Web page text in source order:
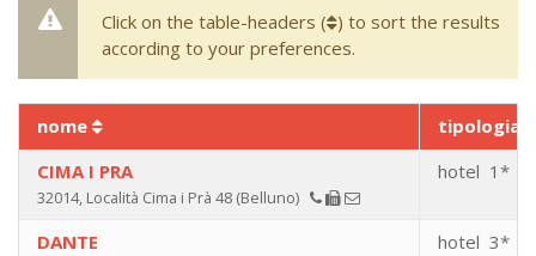
Click on the table-headers ( ) to sort the results
according to your preferences.
nome
tipologia
CIMA I PRA
32014, Località Cima i Prà 48 (Belluno)
hotel 1*
DANTE hotel 3*